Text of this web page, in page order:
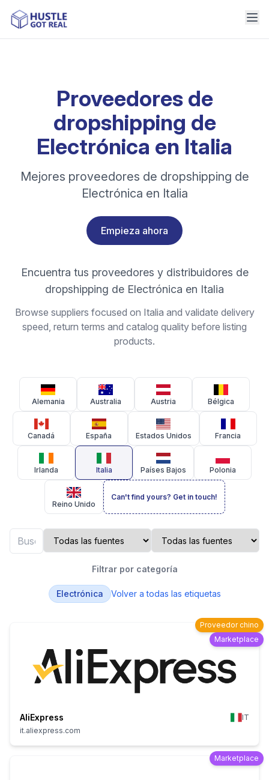
Proveedores de
dropshipping de
Electrónica en Italia
Mejores proveedores de dropshipping de
Electrónica en Italia
Empieza ahora
Encuentra tus proveedores y distribuidores de
dropshipping de Electrónica en Italia
Browse suppliers focused on Italia and validate delivery
speed, return terms and catalog quality before listing
products.
Alemania Australia Austria Bélgica
Canadá España Estados Unidos Francia
Irlanda Italia Países Bajos Polonia
Reino Unido
Can't find yours? Get in touch!
Filtrar por categoría
Electrónica Volver a todas las etiquetas
Proveedor chino
Marketplace
AliExpress
IT
it.aliexpress.com
Marketplace